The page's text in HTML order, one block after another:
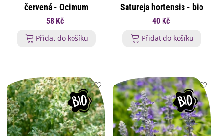
červená - Ocimum
basilicum - bio osivo
bazalky - 100 ks
58 Kč
Přidat do košíku
Satureja hortensis - bio
osivo saturejky - 600 ks
40 Kč
Přidat do košíku